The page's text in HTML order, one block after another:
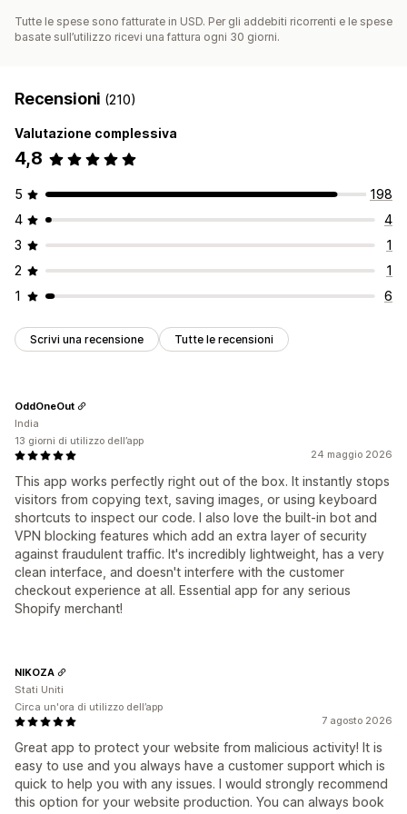
Tutte le spese sono fatturate in USD. Per gli addebiti ricorrenti e le spese
basate sull’utilizzo ricevi una fattura ogni 30 giorni.
Recensioni (210)
Valutazione complessiva
4,8
5
198
4
4
3
1
2
1
1
6
Scrivi una recensione Tutte le recensioni
24 maggio 2026
This app works perfectly right out of the box. It instantly stops
visitors from copying text, saving images, or using keyboard
shortcuts to inspect our code. I also love the built-in bot and
VPN blocking features which add an extra layer of security
against fraudulent traffic. It's incredibly lightweight, has a very
clean interface, and doesn't interfere with the customer
checkout experience at all. Essential app for any serious
Shopify merchant!
OddOneOut
India
13 giorni di utilizzo dell’app
7 agosto 2026
Great app to protect your website from malicious activity! It is
easy to use and you always have a customer support which is
quick to help you with any issues. I would strongly recommend
this option for your website production. You can always book
NIKOZA
Stati Uniti
Circa un'ora di utilizzo dell’app